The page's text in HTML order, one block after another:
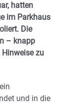
hatten
im Parkhaus
Die
– knapp
zu
und in die